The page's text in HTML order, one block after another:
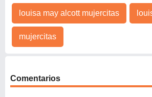
louisa may alcott mujercitas
mujercitas
Comentarios